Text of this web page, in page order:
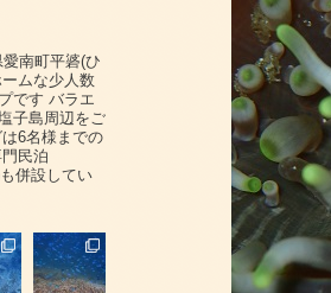
南町平碆(ひ
ムな少人数
です バラエ
子島周辺をご
6名様までの
民泊
併設してい